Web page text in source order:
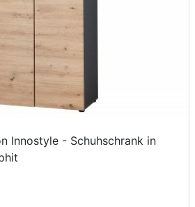
Innostyle - Schuhschrank in